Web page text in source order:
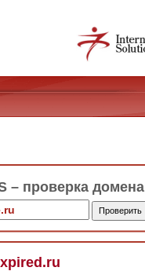
– проверка домена